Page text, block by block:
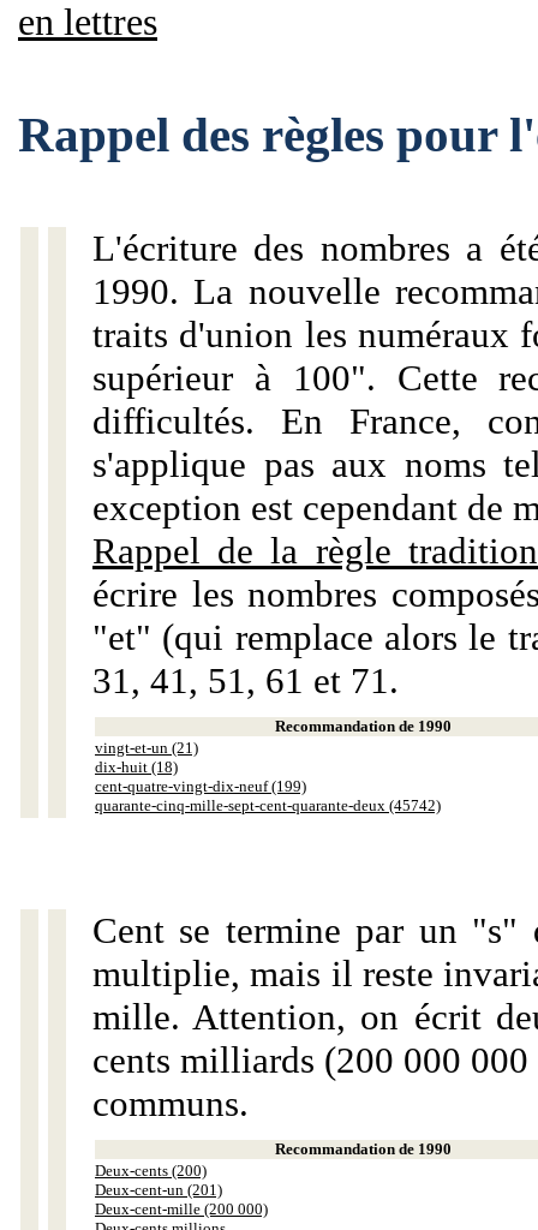
en lettres
Rappel des règles pour
L'écriture des nombres a
1990. La nouvelle
traits d'union les numéraux
supérieur à 100". Cette
difficultés. En France,
s'applique pas aux noms
exception est cependant de
Rappel de la règle
écrire les nombres
"et" (qui remplace alors le
31, 41, 51, 61 et 71.
Recommandation de 1990
vingt-et-un (21)
dix-huit (18)
cent-quatre-vingt-dix-neuf (199)
quarante-cinq-mille-sept-cent-quarante-deux (45742)
Cent se termine par un "s"
multiplie, mais il reste
mille. Attention, on écrit
cents milliards (200 000
communs.
Recommandation de 1990
Deux-cents (200)
Deux-cent-un (201)
Deux-cent-mille (200 000)